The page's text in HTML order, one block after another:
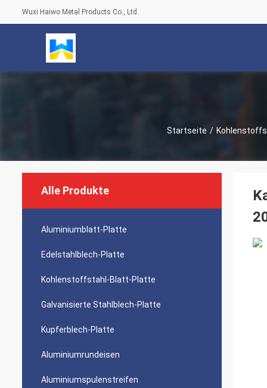
Wuxi Haiwo Metal Products Co., Ltd.
Startseite /
Alle Produkte
Aluminiumblatt-Platte
Edelstahlblech-Platte
Kohlenstoffstahl-Blatt-Platte
Galvanisierte Stahlblech-Platte
Kupferblech-Platte
Aluminiumrundeisen
Aluminiumspulenstreifen